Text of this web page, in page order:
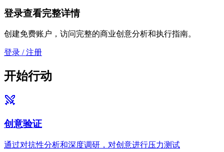
登录查看完整详情
创建免费账户，访问完整的商业创意分析和执行指南。
登录 / 注册
开始行动
创意验证
通过对抗性分析和深度调研，对创意进行压力测试